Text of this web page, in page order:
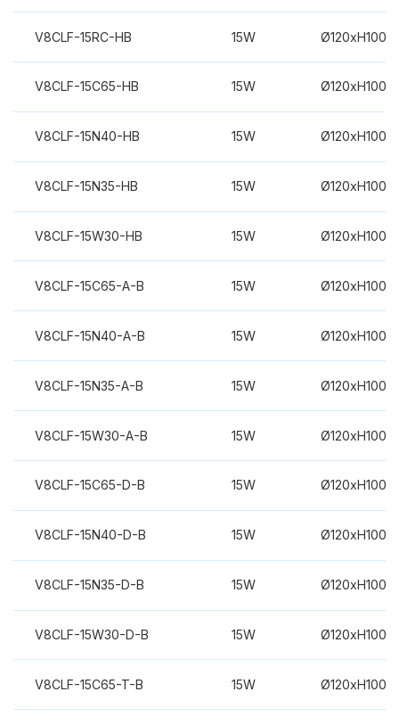
V8CLF-15RC-HB 15W
V8CLF-15C65-HB 15W
V8CLF-15N40-HB 15W
V8CLF-15N35-HB 15W
V8CLF-15W30-HB 15W
V8CLF-15C65-A-B 15W
V8CLF-15N40-A-B 15W
V8CLF-15N35-A-B 15W
V8CLF-15W30-A-B 15W
V8CLF-15C65-D-B 15W
V8CLF-15N40-D-B 15W
V8CLF-15N35-D-B 15W
V8CLF-15W30-D-B 15W
V8CLF-15C65-T-B 15W